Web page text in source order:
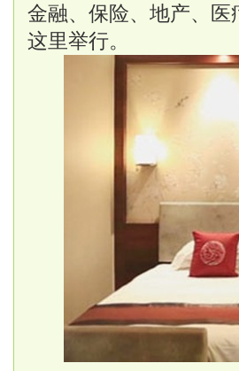
金融、保险、地产、
这里举行。